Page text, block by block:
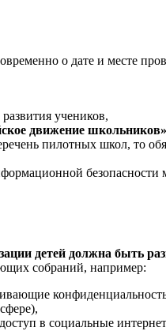
о дате и месте
учеников,
движение школьников»
пилотных школ, то
безопасности
детей должна быть
собраний, например:
в социальные